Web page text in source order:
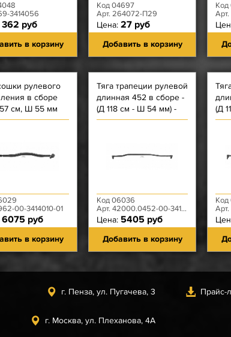
3414056
362 руб
в корзину
Код 04697
Арт. 264072-П29
Цена: 27 руб
Добавить в корзину
Код
рулевого
в сборе
см, Ш 55 мм
- 452
00-3414010-01
6075 руб
в корзину
Тяга трапеции рулевой
длинная 452 в сборе -
(Д 118 см - Ш 54 мм) -
(Наконечники
Код 06036
Арт. 42000.0452-00-3414052-06
Цена: 5405 руб
Добавить в корзину
(Д
Код
Арт.
г. Пенза, ул. Пугачева, 3
г. Москва, ул. Плеханова, 4А
Прайс-